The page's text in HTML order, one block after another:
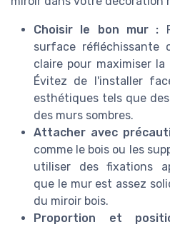
Choisir le bon mur :
surface réfléchissante
claire pour maximiser
Évitez de l'installer
esthétiques tels que
des murs sombres.
Attacher avec
comme le bois ou les
utiliser des fixations
que le mur est assez
du miroir bois.
Proportion et